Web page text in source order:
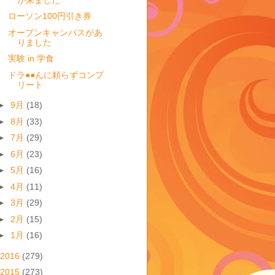
ローソン100円引き券
オープンキャンパスがあ
りました
実験 in 学食
ドラ●●んに頼らずコンプ
リート
9月 (18)
8月 (33)
7月 (29)
6月 (23)
5月 (16)
4月 (11)
3月 (29)
2月 (15)
1月 (16)
2016 (279)
2015 (273)